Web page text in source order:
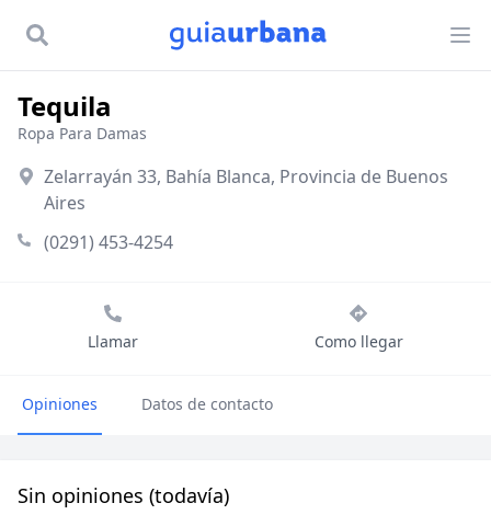
Tequila
Ropa Para Damas
Zelarrayán 33, Bahía Blanca, Provincia de Buenos
Aires
(0291) 453-4254
Llamar Como llegar
Opiniones Datos de contacto
Sin opiniones (todavía)